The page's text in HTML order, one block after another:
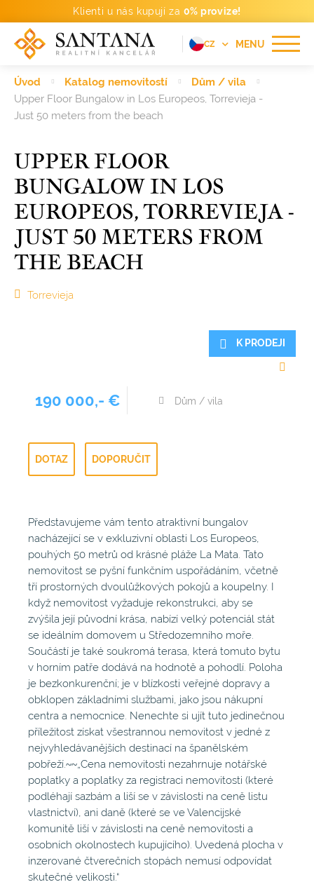
Klienti u nás kupují za 0% provize!
MENU
CZ
FR
ES
Úvod Katalog nemovitostí
Dům / vila
Upper Floor Bungalow in Los Europeos, Torrevieja -
Just 50 meters from the beach
UPPER FLOOR
BUNGALOW IN LOS
EUROPEOS, TORREVIEJA -
JUST 50 METERS FROM
THE BEACH
Torrevieja
K PRODEJI
190 000,- € Dům / vila
DOTAZ DOPORUČIT
Představujeme vám tento atraktivní bungalov
nacházející se v exkluzivní oblasti Los Europeos,
pouhých 50 metrů od krásné pláže La Mata. Tato
nemovitost se pyšní funkčním uspořádáním, včetně
tří prostorných dvoulůžkových pokojů a koupelny. I
když nemovitost vyžaduje rekonstrukci, aby se
zvýšila její původní krása, nabízí velký potenciál stát
se ideálním domovem u Středozemního moře.
Součástí je také soukromá terasa, která tomuto bytu
v horním patře dodává na hodnotě a pohodlí. Poloha
je bezkonkurenční; je v blízkosti veřejné dopravy a
obklopen základními službami, jako jsou nákupní
centra a nemocnice. Nenechte si ujít tuto jedinečnou
příležitost získat všestrannou nemovitost v jedné z
nejvyhledávanějších destinací na španělském
pobřeží.~~„Cena nemovitosti nezahrnuje notářské
poplatky a poplatky za registraci nemovitosti (které
podléhají sazbám a liší se v závislosti na ceně listu
vlastnictví), ani daně (které se ve Valencijské
komunitě liší v závislosti na ceně nemovitosti a
osobních okolnostech kupujícího). Uvedená plocha v
inzerované čtverečních stopách nemusí odpovídat
skutečné velikosti.“